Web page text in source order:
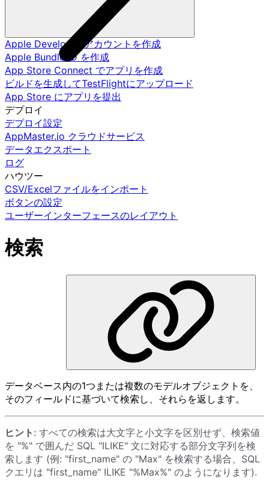
Apple Developer アカウントを作成
Apple Bundle ID を作成
App Store Connect でアプリを作成
ビルドを生成してTestFlightにアップロード
App Store にアプリを提出
デプロイ
デプロイ設定
AppMaster.io クラウドサービス
データエクスポート
ログ
ハウツー
CSV/Excelファイルをインポート
ボタンの設定
ユーザーインターフェースのレイアウト
検索
データベース内の1つまたは複数のモデルオブジェクトを、
そのフィールドに基づいて検索し、それらを返します。
ヒント : すべての検索は大文字と小文字を区別せず、検索値
を "%" で囲んだ SQL "ILIKE" 文に対応する部分文字列を検
索します (例: "first_name" の "Max" を検索する場合、SQL
クエリは "first_name" ILIKE "%Max%" のようになります).